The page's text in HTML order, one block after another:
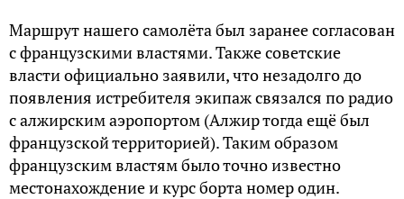
Маршрут нашего самолёта был заранее согласован
с французскими властями. Также советские
власти официально заявили, что незадолго до
появления истребителя экипаж связался по радио
с алжирским аэропортом (Алжир тогда ещё был
французской территорией). Таким образом
французским властям было точно известно
местонахождение и курс борта номер один.